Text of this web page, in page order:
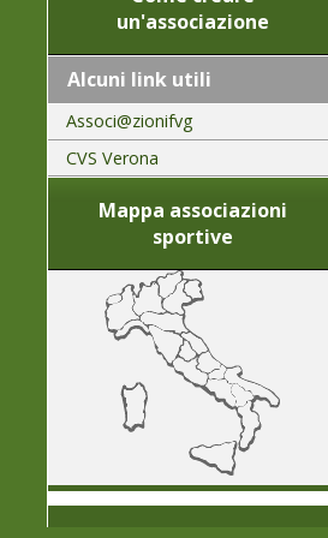
un'associazione
Alcuni link utili
Associ@zionifvg
CVS Verona
Mappa associazioni
sportive